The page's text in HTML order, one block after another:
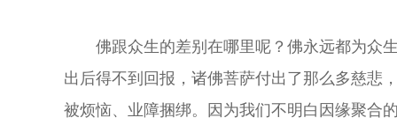
佛跟众生的差别在哪里呢？佛永远都为众
出后得不到回报，诸佛菩萨付出了那么多慈悲
被烦恼、业障捆绑。因为我们不明白因缘聚合